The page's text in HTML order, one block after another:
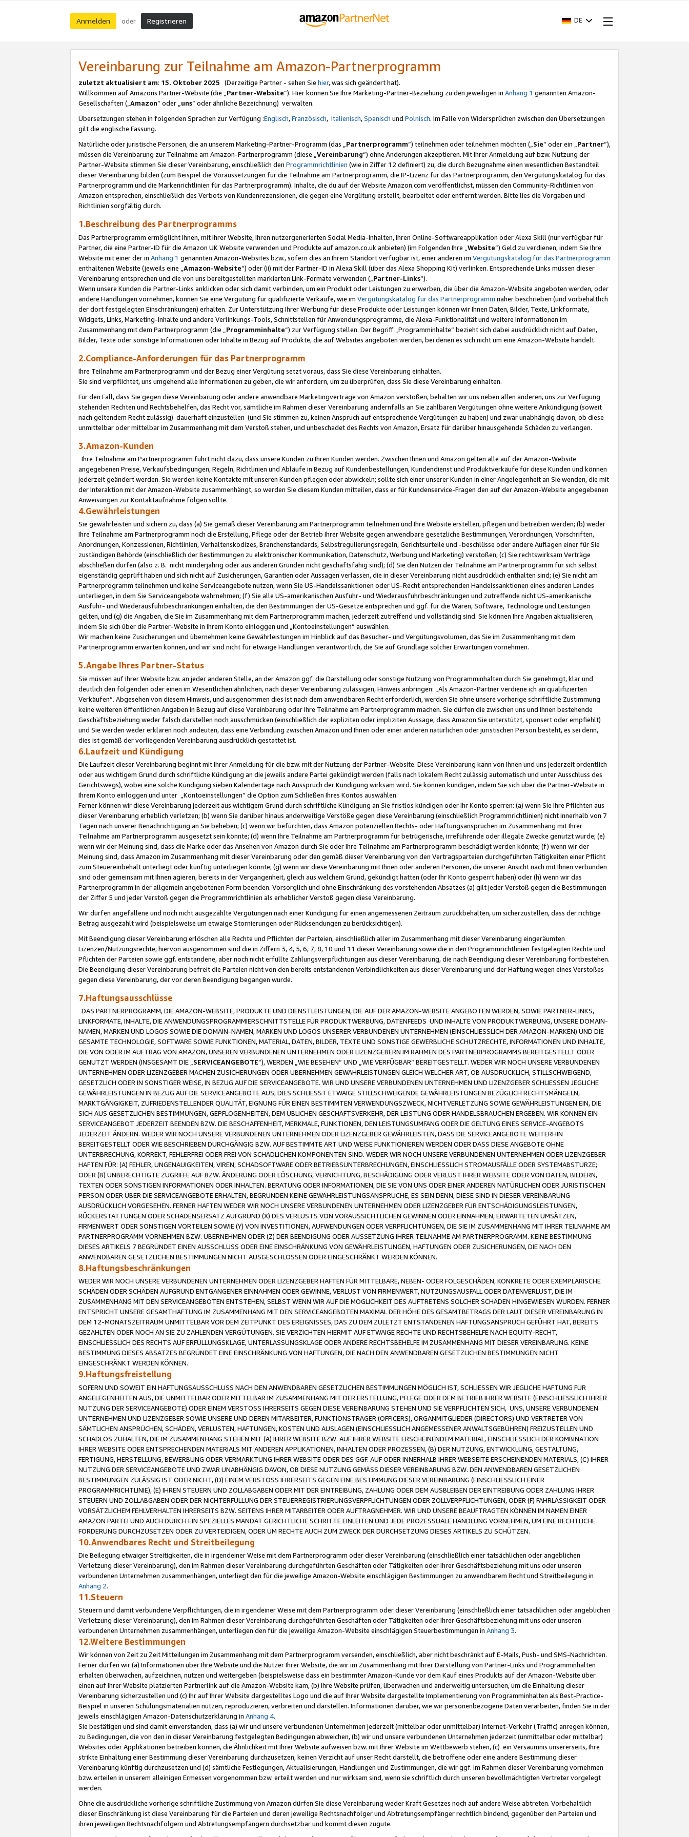
Anmelden oder Registrieren DE
Vereinbarung zur Teilnahme am Amazon-Partnerprogramm
zuletzt aktualisiert am: 15. Oktober 2025 (Derzeitige Partner - sehen Sie hier, was sich geändert hat).
Willkommen auf Amazons Partner-Website (die „Partner-Website“). Hier können Sie Ihre Marketing-Partner-Beziehung zu den jeweiligen in Anhang 1 genannten Amazon-
Gesellschaften („Amazon“ oder „uns“ oder ähnliche Bezeichnung) verwalten.
Übersetzungen stehen in folgenden Sprachen zur Verfügung :Englisch,Französisch, Italienisch,Spanisch und Polnisch. Im Falle von Widersprüchen zwischen den Übersetzungen
gilt die englische Fassung.
Natürliche oder juristische Personen, die an unserem Marketing-Partner-Programm (das „Partnerprogramm“) teilnehmen oder teilnehmen möchten („Sie“ oder ein „Partner“),
müssen die Vereinbarung zur Teilnahme am Amazon-Partnerprogramm (diese „Vereinbarung“) ohne Änderungen akzeptieren. Mit Ihrer Anmeldung auf bzw. Nutzung der
Partner-Website stimmen Sie dieser Vereinbarung, einschließlich den Programmrichtlinien (wie in Ziffer 12 definiert) zu, die durch Bezugnahme einen wesentlichen Bestandteil
dieser Vereinbarung bilden (zum Beispiel die Voraussetzungen für die Teilnahme am Partnerprogramm, die IP-Lizenz für das Partnerprogramm, den Vergütungskatalog für das
Partnerprogramm und die Markenrichtlinien für das Partnerprogramm). Inhalte, die du auf der Website Amazon.com veröffentlichst, müssen den Community-Richtlinien von
Amazon entsprechen, einschließlich des Verbots von Kundenrezensionen, die gegen eine Vergütung erstellt, bearbeitet oder entfernt werden. Bitte lies die Vorgaben und
Richtlinien sorgfältig durch.
1.Beschreibung des Partnerprogramms
Das Partnerprogramm ermöglicht Ihnen, mit Ihrer Website, Ihren nutzergenerierten Social Media-Inhalten, Ihren Online-Softwareapplikation oder Alexa Skill (nur verfügbar für
Partner, die eine Partner-ID für die Amazon UK Website verwenden und Produkte auf amazon.co.uk anbieten) (im Folgenden Ihre „ Website“) Geld zu verdienen, indem Sie Ihre
Website mit einer der in Anhang 1 genannten Amazon-Websites bzw., sofern dies an Ihrem Standort verfügbar ist, einer anderen im Vergütungskatalog für das Partnerprogramm
enthaltenen Website (jeweils eine „ Amazon-Website“) oder (ii) mit der Partner-ID in Alexa Skill (über das Alexa Shopping Kit) verlinken. Entsprechende Links müssen dieser
Vereinbarung entsprechen und die von uns bereitgestellten markierten Link-Formate verwenden („ Partner-Links“).
Wenn unsere Kunden die Partner-Links anklicken oder sich damit verbinden, um ein Produkt oder Leistungen zu erwerben, die über die Amazon-Website angeboten werden, oder
andere Handlungen vornehmen, können Sie eine Vergütung für qualifizierte Verkäufe, wie im Vergütungskatalog für das Partnerprogramm näher beschrieben (und vorbehaltlich
der dort festgelegten Einschränkungen) erhalten. Zur Unterstützung Ihrer Werbung für diese Produkte oder Leistungen können wir Ihnen Daten, Bilder, Texte, Linkformate,
Widgets, Links, Marketing-Inhalte und andere Verlinkungs-Tools, Schnittstellen für Anwendungsprogramme, die Alexa-Funktionalität und weitere Informationen im
Zusammenhang mit dem Partnerprogramm (die „ Programminhalte“) zur Verfügung stellen. Der Begriff „Programminhalte“ bezieht sich dabei ausdrücklich nicht auf Daten,
Bilder, Texte oder sonstige Informationen oder Inhalte in Bezug auf Produkte, die auf Websites angeboten werden, bei denen es sich nicht um eine Amazon-Website handelt.
2.Compliance-Anforderungen für das Partnerprogramm
Ihre Teilnahme am Partnerprogramm und der Bezug einer Vergütung setzt voraus, dass Sie diese Vereinbarung einhalten.
Sie sind verpflichtet, uns umgehend alle Informationen zu geben, die wir anfordern, um zu überprüfen, dass Sie diese Vereinbarung einhalten.
Für den Fall, dass Sie gegen diese Vereinbarung oder andere anwendbare Marketingverträge von Amazon verstoßen, behalten wir uns neben allen anderen, uns zur Verfügung
stehenden Rechten und Rechtsbehelfen, das Recht vor, sämtliche im Rahmen dieser Vereinbarung andernfalls an Sie zahlbaren Vergütungen ohne weitere Ankündigung (soweit
nach geltendem Recht zulässig) dauerhaft einzustellen (und Sie stimmen zu, keinen Anspruch auf entsprechende Vergütungen zu haben) und zwar unabhängig davon, ob diese
unmittelbar oder mittelbar im Zusammenhang mit dem Verstoß stehen, und unbeschadet des Rechts von Amazon, Ersatz für darüber hinausgehende Schäden zu verlangen.
3.Amazon-Kunden
Ihre Teilnahme am Partnerprogramm führt nicht dazu, dass unsere Kunden zu Ihren Kunden werden. Zwischen Ihnen und Amazon gelten alle auf der Amazon-Website
angegebenen Preise, Verkaufsbedingungen, Regeln, Richtlinien und Abläufe in Bezug auf Kundenbestellungen, Kundendienst und Produktverkäufe für diese Kunden und können
jederzeit geändert werden. Sie werden keine Kontakte mit unseren Kunden pflegen oder abwickeln; sollte sich einer unserer Kunden in einer Angelegenheit an Sie wenden, die mit
der Interaktion mit der Amazon-Website zusammenhängt, so werden Sie diesem Kunden mitteilen, dass er für Kundenservice-Fragen den auf der Amazon-Website angegebenen
Anweisungen zur Kontaktaufnahme folgen sollte.
4.Gewährleistungen
Sie gewährleisten und sichern zu, dass (a) Sie gemäß dieser Vereinbarung am Partnerprogramm teilnehmen und Ihre Website erstellen, pflegen und betreiben werden; (b) weder
Ihre Teilnahme am Partnerprogramm noch die Erstellung, Pflege oder der Betrieb Ihrer Website gegen anwendbare gesetzliche Bestimmungen, Verordnungen, Vorschriften,
Anordnungen, Konzessionen, Richtlinien, Verhaltenskodizes, Branchenstandards, Selbstregulierungsregeln, Gerichtsurteile und -beschlüsse oder andere Auflagen einer für Sie
zuständigen Behörde (einschließlich der Bestimmungen zu elektronischer Kommunikation, Datenschutz, Werbung und Marketing) verstoßen; (c) Sie rechtswirksam Verträge
abschließen dürfen (also z. B. nicht minderjährig oder aus anderen Gründen nicht geschäftsfähig sind); (d) Sie den Nutzen der Teilnahme am Partnerprogramm für sich selbst
eigenständig geprüft haben und sich nicht auf Zusicherungen, Garantien oder Aussagen verlassen, die in dieser Vereinbarung nicht ausdrücklich enthalten sind; (e) Sie nicht am
Partnerprogramm teilnehmen und keine Serviceangebote nutzen, wenn Sie US-Handelssanktionen oder US-Recht entsprechenden Handelssanktionen eines anderen Landes
unterliegen, in dem Sie Serviceangebote wahrnehmen; (f) Sie alle US-amerikanischen Ausfuhr- und Wiederausfuhrbeschränkungen und zutreffende nicht US-amerikanische
Ausfuhr- und Wiederausfuhrbeschränkungen einhalten, die den Bestimmungen der US-Gesetze entsprechen und ggf. für die Waren, Software, Technologie und Leistungen
gelten, und (g) die Angaben, die Sie im Zusammenhang mit dem Partnerprogramm machen, jederzeit zutreffend und vollständig sind. Sie können Ihre Angaben aktualisieren,
indem Sie sich über die Partner-Website in Ihrem Konto einloggen und „Kontoeinstellungen“ auswählen.
Wir machen keine Zusicherungen und übernehmen keine Gewährleistungen im Hinblick auf das Besucher- und Vergütungsvolumen, das Sie im Zusammenhang mit dem
Partnerprogramm erwarten können, und wir sind nicht für etwaige Handlungen verantwortlich, die Sie auf Grundlage solcher Erwartungen vornehmen.
5.Angabe Ihres Partner-Status
Sie müssen auf Ihrer Website bzw. an jeder anderen Stelle, an der Amazon ggf. die Darstellung oder sonstige Nutzung von Programminhalten durch Sie genehmigt, klar und
deutlich den folgenden oder einen im Wesentlichen ähnlichen, nach dieser Vereinbarung zulässigen, Hinweis anbringen: „Als Amazon-Partner verdiene ich an qualifizierten
Verkäufen“. Abgesehen von diesem Hinweis, und ausgenommen dies ist nach dem anwendbaren Recht erforderlich, werden Sie ohne unsere vorherige schriftliche Zustimmung
keine weiteren öffentlichen Angaben in Bezug auf diese Vereinbarung oder Ihre Teilnahme am Partnerprogramm machen. Sie dürfen die zwischen uns und Ihnen bestehende
Geschäftsbeziehung weder falsch darstellen noch ausschmücken (einschließlich der expliziten oder impliziten Aussage, dass Amazon Sie unterstützt, sponsert oder empfiehlt)
und Sie werden weder erklären noch andeuten, dass eine Verbindung zwischen Amazon und Ihnen oder einer anderen natürlichen oder juristischen Person besteht, es sei denn,
dies ist gemäß der vorliegenden Vereinbarung ausdrücklich gestattet ist.
6.Laufzeit und Kündigung
Die Laufzeit dieser Vereinbarung beginnt mit Ihrer Anmeldung für die bzw. mit der Nutzung der Partner-Website. Diese Vereinbarung kann von Ihnen und uns jederzeit ordentlich
oder aus wichtigem Grund durch schriftliche Kündigung an die jeweils andere Partei gekündigt werden (falls nach lokalem Recht zulässig automatisch und unter Ausschluss des
Gerichtswegs), wobei eine solche Kündigung sieben Kalendertage nach Ausspruch der Kündigung wirksam wird. Sie können kündigen, indem Sie sich über die Partner-Website in
Ihrem Konto einloggen und unter „Kontoeinstellungen“ die Option zum Schließen Ihres Kontos auswählen.
Ferner können wir diese Vereinbarung jederzeit aus wichtigem Grund durch schriftliche Kündigung an Sie fristlos kündigen oder Ihr Konto sperren: (a) wenn Sie Ihre Pflichten aus
dieser Vereinbarung erheblich verletzen; (b) wenn Sie darüber hinaus anderweitige Verstöße gegen diese Vereinbarung (einschließlich Programmrichtlinien) nicht innerhalb von 7
Tagen nach unserer Benachrichtigung an Sie beheben; (c) wenn wir befürchten, dass Amazon potenziellen Rechts- oder Haftungsansprüchen im Zusammenhang mit Ihrer
Teilnahme am Partnerprogramm ausgesetzt sein könnte; (d) wenn Ihre Teilnahme am Partnerprogramm für betrügerische, irreführende oder illegale Zwecke genutzt wurde; (e)
wenn wir der Meinung sind, dass die Marke oder das Ansehen von Amazon durch Sie oder Ihre Teilnahme am Partnerprogramm beschädigt werden könnte; (f) wenn wir der
Meinung sind, dass Amazon im Zusammenhang mit dieser Vereinbarung oder den gemäß dieser Vereinbarung von den Vertragsparteien durchgeführten Tätigkeiten einer Pflicht
zum Steuereinbehalt unterliegt oder künftig unterliegen könnte; (g) wenn wir diese Vereinbarung mit Ihnen oder anderen Personen, die unserer Ansicht nach mit Ihnen verbunden
sind oder gemeinsam mit Ihnen agieren, bereits in der Vergangenheit, gleich aus welchem Grund, gekündigt hatten (oder Ihr Konto gesperrt haben) oder (h) wenn wir das
Partnerprogramm in der allgemein angebotenen Form beenden. Vorsorglich und ohne Einschränkung des vorstehenden Absatzes (a) gilt jeder Verstoß gegen die Bestimmungen
der Ziffer 5 und jeder Verstoß gegen die Programmrichtlinien als erheblicher Verstoß gegen diese Vereinbarung.
Wir dürfen angefallene und noch nicht ausgezahlte Vergütungen nach einer Kündigung für einen angemessenen Zeitraum zurückbehalten, um sicherzustellen, dass der richtige
Betrag ausgezahlt wird (beispielsweise um etwaige Stornierungen oder Rücksendungen zu berücksichtigen).
Mit Beendigung dieser Vereinbarung erlöschen alle Rechte und Pflichten der Parteien, einschließlich aller im Zusammenhang mit dieser Vereinbarung eingeräumten
Lizenzen/Nutzungsrechte; hiervon ausgenommen sind die in Ziffern 3, 4, 5, 6, 7, 8, 10 und 11 dieser Vereinbarung sowie die in den Programmrichtlinien festgelegten Rechte und
Pflichten der Parteien sowie ggf. entstandene, aber noch nicht erfüllte Zahlungsverpflichtungen aus dieser Vereinbarung, die nach Beendigung dieser Vereinbarung fortbestehen.
Die Beendigung dieser Vereinbarung befreit die Parteien nicht von den bereits entstandenen Verbindlichkeiten aus dieser Vereinbarung und der Haftung wegen eines Verstoßes
gegen diese Vereinbarung, der vor deren Beendigung begangen wurde.
7.Haftungsausschlüsse
DAS PARTNERPROGRAMM, DIE AMAZON-WEBSITE, PRODUKTE UND DIENSTLEISTUNGEN, DIE AUF DER AMAZON-WEBSITE ANGEBOTEN WERDEN, SOWIE PARTNER-LINKS,
LINKFORMATE, INHALTE, DIE ANWENDUNGSPROGRAMMIERSCHNITTSTELLE FÜR PRODUKTWERBUNG, DATENFEEDS UND INHALTE VON PRODUKTWERBUNG, UNSERE DOMAIN-
NAMEN, MARKEN UND LOGOS SOWIE DIE DOMAIN-NAMEN, MARKEN UND LOGOS UNSERER VERBUNDENEN UNTERNEHMEN (EINSCHLIESSLICH DER AMAZON-MARKEN) UND DIE
GESAMTE TECHNOLOGIE, SOFTWARE SOWIE FUNKTIONEN, MATERIAL, DATEN, BILDER, TEXTE UND SONSTIGE GEWERBLICHE SCHUTZRECHTE, INFORMATIONEN UND INHALTE,
DIE VON ODER IM AUFTRAG VON AMAZON, UNSEREN VERBUNDENEN UNTERNEHMEN ODER LIZENZGEBERN IM RAHMEN DES PARTNERPROGRAMMS BEREITGESTELLT ODER
GENUTZT WERDEN (INSGESAMT DIE „ SERVICEANGEBOTE“), WERDEN „WIE BESEHEN“ UND „WIE VERFÜGBAR“ BEREITGESTELLT. WEDER WIR NOCH UNSERE VERBUNDENEN
UNTERNEHMEN ODER LIZENZGEBER MACHEN ZUSICHERUNGEN ODER ÜBERNEHMEN GEWÄHRLEISTUNGEN GLEICH WELCHER ART, OB AUSDRÜCKLICH, STILLSCHWEIGEND,
GESETZLICH ODER IN SONSTIGER WEISE, IN BEZUG AUF DIE SERVICEANGEBOTE. WIR UND UNSERE VERBUNDENEN UNTERNEHMEN UND LIZENZGEBER SCHLIESSEN JEGLICHE
GEWÄHRLEISTUNGEN IN BEZUG AUF DIE SERVICEANGEBOTE AUS; DIES SCHLIESST ETWAIGE STILLSCHWEIGENDE GEWÄHRLEISTUNGEN BEZÜGLICH RECHTSMÄNGELN,
MARKTGÄNGIGKEIT, ZUFRIEDENSTELLENDER QUALITÄT, EIGNUNG FÜR EINEN BESTIMMTEN VERWENDUNGSZWECK, NICHTVERLETZUNG SOWIE GEWÄHRLEISTUNGEN EIN, DIE
SICH AUS GESETZLICHEN BESTIMMUNGEN, GEPFLOGENHEITEN, DEM ÜBLICHEN GESCHÄFTSVERKEHR, DER LEISTUNG ODER HANDELSBRÄUCHEN ERGEBEN. WIR KÖNNEN EIN
SERVICEANGEBOT JEDERZEIT BEENDEN BZW. DIE BESCHAFFENHEIT, MERKMALE, FUNKTIONEN, DEN LEISTUNGSUMFANG ODER DIE GELTUNG EINES SERVICE-ANGEBOTS
JEDERZEIT ÄNDERN. WEDER WIR NOCH UNSERE VERBUNDENEN UNTERNEHMEN ODER LIZENZGEBER GEWÄHRLEISTEN, DASS DIE SERVICEANGEBOTE WEITERHIN
BEREITGESTELLT ODER WIE BESCHRIEBEN DURCHGÄNGIG BZW. AUF BESTIMMTE ART UND WEISE FUNKTIONIEREN WERDEN ODER DASS DIESE ANGEBOTE OHNE
UNTERBRECHUNG, KORREKT, FEHLERFREI ODER FREI VON SCHÄDLICHEN KOMPONENTEN SIND. WEDER WIR NOCH UNSERE VERBUNDENEN UNTERNEHMEN ODER LIZENZGEBER
HAFTEN FÜR: (A) FEHLER, UNGENAUIGKEITEN, VIREN, SCHADSOFTWARE ODER BETRIEBSUNTERBRECHUNGEN, EINSCHLIESSLICH STROMAUSFÄLLE ODER SYSTEMABSTÜRZE;
ODER (B) UNBERECHTIGTE ZUGRIFFE AUF BZW. ÄNDERUNG ODER LÖSCHUNG, VERNICHTUNG, BESCHÄDIGUNG ODER VERLUST IHRER WEBSITE ODER VON DATEN, BILDERN,
TEXTEN ODER SONSTIGEN INFORMATIONEN ODER INHALTEN. BERATUNG ODER INFORMATIONEN, DIE SIE VON UNS ODER EINER ANDEREN NATÜRLICHEN ODER JURISTISCHEN
PERSON ODER ÜBER DIE SERVICEANGEBOTE ERHALTEN, BEGRÜNDEN KEINE GEWÄHRLEISTUNGSANSPRÜCHE, ES SEIN DENN, DIESE SIND IN DIESER VEREINBARUNG
AUSDRÜCKLICH VORGESEHEN. FERNER HAFTEN WEDER WIR NOCH UNSERE VERBUNDENEN UNTERNEHMEN ODER LIZENZGEBER FÜR ENTSCHÄDIGUNGSLEISTUNGEN,
RÜCKERSTATTUNGEN ODER SCHADENSERSATZ AUFGRUND (X) DES VERLUSTS VON VORAUSSICHTLICHEN GEWINNEN ODER EINNAHMEN, ERWARTETEN UMSÄTZEN,
FIRMENWERT ODER SONSTIGEN VORTEILEN SOWIE (Y) VON INVESTITIONEN, AUFWENDUNGEN ODER VERPFLICHTUNGEN, DIE SIE IM ZUSAMMENHANG MIT IHRER TEILNAHME AM
PARTNERPROGRAMM VORNEHMEN BZW. ÜBERNEHMEN ODER (Z) DER BEENDIGUNG ODER AUSSETZUNG IHRER TEILNAHME AM PARTNERPROGRAMM. KEINE BESTIMMUNG
DIESES ARTIKELS 7 BEGRÜNDET EINEN AUSSCHLUSS ODER EINE EINSCHRÄNKUNG VON GEWÄHRLEISTUNGEN, HAFTUNGEN ODER ZUSICHERUNGEN, DIE NACH DEN
ANWENDBAREN GESETZLICHEN BESTIMMUNGEN NICHT AUSGESCHLOSSEN ODER EINGESCHRÄNKT WERDEN KÖNNEN.
8.Haftungsbeschränkungen
WEDER WIR NOCH UNSERE VERBUNDENEN UNTERNEHMEN ODER LIZENZGEBER HAFTEN FÜR MITTELBARE, NEBEN- ODER FOLGESCHÄDEN, KONKRETE ODER EXEMPLARISCHE
SCHÄDEN ODER SCHÄDEN AUFGRUND ENTGANGENER EINNAHMEN ODER GEWINNE, VERLUST VON FIRMENWERT, NUTZUNGSAUSFALL ODER DATENVERLUST, DIE IM
ZUSAMMENHANG MIT DEN SERVICEANGEBOTEN ENTSTEHEN, SELBST WENN WIR AUF DIE MÖGLICHKEIT DES AUFTRETENS SOLCHER SCHÄDEN HINGEWIESEN WURDEN. FERNER
ENTSPRICHT UNSERE GESAMTHAFTUNG IM ZUSAMMENHANG MIT DEN SERVICEANGEBOTEN MAXIMAL DER HÖHE DES GESAMTBETRAGS DER LAUT DIESER VEREINBARUNG IN
DEM 12-MONATSZEITRAUM UNMITTELBAR VOR DEM ZEITPUNKT DES EREIGNISSES, DAS ZU DEM ZULETZT ENTSTANDENEN HAFTUNGSANSPRUCH GEFÜHRT HAT, BEREITS
GEZAHLTEN ODER NOCH AN SIE ZU ZAHLENDEN VERGÜTUNGEN. SIE VERZICHTEN HIERMIT AUF ETWAIGE RECHTE UND RECHTSBEHELFE NACH EQUITY-RECHT,
EINSCHLIESSLICH DES RECHTS AUF ERFÜLLUNGSKLAGE, UNTERLASSUNGSKLAGE ODER ANDERE RECHTSBEHELFE IM ZUSAMMENHANG MIT DIESER VEREINBARUNG. KEINE
BESTIMMUNG DIESES ABSATZES BEGRÜNDET EINE EINSCHRÄNKUNG VON HAFTUNGEN, DIE NACH DEN ANWENDBAREN GESETZLICHEN BESTIMMUNGEN NICHT
EINGESCHRÄNKT WERDEN KÖNNEN.
9.Haftungsfreistellung
SOFERN UND SOWEIT EIN HAFTUNGSAUSSCHLUSS NACH DEN ANWENDBAREN GESETZLICHEN BESTIMMUNGEN MÖGLICH IST, SCHLIESSEN WIR JEGLICHE HAFTUNG FÜR
ANGELEGENHEITEN AUS, DIE UNMITTELBAR ODER MITTELBAR IM ZUSAMMENHANG MIT DER ERSTELLUNG, PFLEGE ODER DEM BETRIEB IHRER WEBSITE (EINSCHLIESSLICH IHRER
NUTZUNG DER SERVICEANGEBOTE) ODER EINEM VERSTOSS IHRERSEITS GEGEN DIESE VEREINBARUNG STEHEN UND SIE VERPFLICHTEN SICH, UNS, UNSERE VERBUNDENEN
UNTERNEHMEN UND LIZENZGEBER SOWIE UNSERE UND DEREN MITARBEITER, FUNKTIONSTRÄGER (OFFICERS), ORGANMITGLIEDER (DIRECTORS) UND VERTRETER VON
SÄMTLICHEN ANSPRÜCHEN, SCHÄDEN, VERLUSTEN, HAFTUNGEN, KOSTEN UND AUSLAGEN (EINSCHLIESSLICH ANGEMESSENER ANWALTSGEBÜHREN) FREIZUSTELLEN UND
SCHADLOS ZUHALTEN, DIE IM ZUSAMMENHANG STEHEN MIT (A) IHRER WEBSITE BZW. AUF IHRER WEBSITE ERSCHEINENDEM MATERIAL, EINSCHLIESSLICH DER KOMBINATION
IHRER WEBSITE ODER ENTSPRECHENDEN MATERIALS MIT ANDEREN APPLIKATIONEN, INHALTEN ODER PROZESSEN, (B) DER NUTZUNG, ENTWICKLUNG, GESTALTUNG,
FERTIGUNG, HERSTELLUNG, BEWERBUNG ODER VERMARKTUNG IHRER WEBSITE ODER DES GGF. AUF ODER INNERHALB IHRER WEBSEITE ERSCHEINENDEN MATERIALS, (C) IHRER
NUTZUNG DER SERVICEANGEBOTE UND ZWAR UNABHÄNGIG DAVON, OB DIESE NUTZUNG GEMÄSS DIESER VEREINBARUNG BZW. DEN ANWENDBAREN GESETZLICHEN
BESTIMMUNGEN ZULÄSSIG IST ODER NICHT, (D) EINEM VERSTOSS IHRERSEITS GEGEN EINE BESTIMMUNG DIESER VEREINBARUNG (EINSCHLIESSLICH EINER
PROGRAMMRICHTLINIE), (E) IHREN STEUERN UND ZOLLABGABEN ODER MIT DER EINTREIBUNG, ZAHLUNG ODER DEM AUSBLEIBEN DER EINTREIBUNG ODER ZAHLUNG IHRER
STEUERN UND ZOLLABGABEN ODER DER NICHTERFÜLLUNG DER STEUERREGISTRIERUNGSVERPFLICHTUNGEN ODER ZOLLVERPFLICHTUNGEN, ODER (F) FAHRLÄSSIGKEIT ODER
VORSÄTZLICHEM FEHLVERHALTEN IHRERSEITS BZW. SEITENS IHRER MITARBEITER ODER AUFTRAGNEHMER. WIR UND UNSERE BEAUFTRAGTEN KÖNNEN IM NAMEN EINER
AMAZON PARTEI UND AUCH DURCH EIN SPEZIELLES MANDAT GERICHTLICHE SCHRITTE EINLEITEN UND JEDE PROZESSUALE HANDLUNG VORNEHMEN, UM EINE RECHTLICHE
FORDERUNG DURCHZUSETZEN ODER ZU VERTEIDIGEN, ODER UM RECHTE AUCH ZUM ZWECK DER DURCHSETZUNG DIESES ARTIKELS ZU SCHÜTZEN.
10.Anwendbares Recht und Streitbeilegung
Die Beilegung etwaiger Streitigkeiten, die in irgendeiner Weise mit dem Partnerprogramm oder dieser Vereinbarung (einschließlich einer tatsächlichen oder angeblichen
Verletzung dieser Vereinbarung), den im Rahmen dieser Vereinbarung durchgeführten Geschäften oder Tätigkeiten oder Ihrer Geschäftsbeziehung mit uns oder unseren
verbundenen Unternehmen zusammenhängen, unterliegt den für die jeweilige Amazon-Website einschlägigen Bestimmungen zu anwendbarem Recht und Streitbeilegung in
Anhang 2.
11.Steuern
Steuern und damit verbundene Verpflichtungen, die in irgendeiner Weise mit dem Partnerprogramm oder dieser Vereinbarung (einschließlich einer tatsächlichen oder angeblichen
Verletzung dieser Vereinbarung), den im Rahmen dieser Vereinbarung durchgeführten Geschäften oder Tätigkeiten oder Ihrer Geschäftsbeziehung mit uns oder unseren
verbundenen Unternehmen zusammenhängen, unterliegen den für die jeweilige Amazon-Website einschlägigen Steuerbestimmungen in Anhang 3.
12.Weitere Bestimmungen
Wir können von Zeit zu Zeit Mitteilungen im Zusammenhang mit dem Partnerprogramm versenden, einschließlich, aber nicht beschränkt auf E-Mails, Push- und SMS-Nachrichten.
Ferner dürfen wir (a) Informationen über Ihre Website und die Nutzer Ihrer Website, die wir im Zusammenhang mit Ihrer Darstellung von Partner-Links und Programminhalten
erhalten überwachen, aufzeichnen, nutzen und weitergeben (beispielsweise dass ein bestimmter Amazon-Kunde vor dem Kauf eines Produkts auf der Amazon-Website über
einen auf Ihrer Website platzierten Partnerlink auf die Amazon-Website kam, (b) Ihre Website prüfen, überwachen und anderweitig untersuchen, um die Einhaltung dieser
Vereinbarung sicherzustellen und (c) Ihr auf Ihrer Website dargestelltes Logo und die auf Ihrer Website dargestellte Implementierung von Programminhalten als Best-Practice-
Beispiel in unseren Schulungsmaterialien nutzen, reproduzieren, verbreiten und darstellen. Informationen darüber, wie wir personenbezogene Daten verarbeiten, finden Sie in der
jeweils einschlägigen Amazon-Datenschutzerklärung in Anhang 4.
Sie bestätigen und sind damit einverstanden, dass (a) wir und unsere verbundenen Unternehmen jederzeit (mittelbar oder unmittelbar) Internet-Verkehr (Traffic) anregen können,
zu Bedingungen, die von den in dieser Vereinbarung festgelegten Bedingungen abweichen, (b) wir und unsere verbundenen Unternehmen jederzeit (unmittelbar oder mittelbar)
Websites oder Applikationen betreiben können, die Ähnlichkeit mit Ihrer Website aufweisen bzw. mit Ihrer Website im Wettbewerb stehen, (c) ein Versäumnis unsererseits, Ihre
strikte Einhaltung einer Bestimmung dieser Vereinbarung durchzusetzen, keinen Verzicht auf unser Recht darstellt, die betroffene oder eine andere Bestimmung dieser
Vereinbarung künftig durchzusetzen und (d) sämtliche Festlegungen, Aktualisierungen, Handlungen und Zustimmungen, die wir ggf. im Rahmen dieser Vereinbarung vornehmen
bzw. erteilen in unserem alleinigen Ermessen vorgenommen bzw. erteilt werden und nur wirksam sind, wenn sie schriftlich durch unseren bevollmächtigten Vertreter vorgelegt
werden.
Ohne die ausdrückliche vorherige schriftliche Zustimmung von Amazon dürfen Sie diese Vereinbarung weder Kraft Gesetzes noch auf andere Weise abtreten. Vorbehaltlich
dieser Einschränkung ist diese Vereinbarung für die Parteien und deren jeweilige Rechtsnachfolger und Abtretungsempfänger rechtlich bindend, gegenüber den Parteien und
ihren jeweiligen Rechtsnachfolgern und Abtretungsempfängern durchsetzbar und kommt diesen zugute.